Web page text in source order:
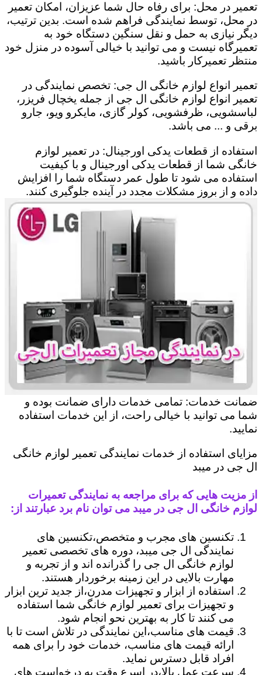
تعمیر در محل: برای رفاه حال شما عزیزان، امکان تعمیر
در محل، توسط نمایندگی فراهم شده است. بدین ترتیب،
دیگر نیازی به حمل و نقل سنگین دستگاه خود به
تعمیرگاه نیست و می توانید با خیالی آسوده در منزل خود
منتظر تعمیرکار باشید.
تعمیر انواع لوازم خانگی ال جی: تخصص نمایندگی در
تعمیر انواع لوازم خانگی ال جی از جمله یخچال فریزر،
لباسشویی، ظرفشویی، کولر گازی، مایکرو ویو، جارو
برقی و ... می باشد.
استفاده از قطعات یدکی اورجینال: در تعمیر لوازم
خانگی شما از قطعات یدکی اورجینال و با کیفیت
استفاده می شود تا طول عمر دستگاه شما را افزایش
داده و از بروز مشکلات مجدد در آینده جلوگیری کنند.
ضمانت خدمات: تمامی خدمات دارای ضمانت بوده و
شما می توانید با خیالی راحت، از این خدمات استفاده
نمایید.
مزایای استفاده از خدمات نمایندگی تعمیر لوازم خانگی
ال جی در میبد
از مزیت هایی که برای مراجعه به نمایندگی تعمیرات
لوازم خانگی ال جی در میبد می توان نام برد عبارتند از:
تکنسین های مجرب و متخصص،تکنسین های
نمایندگی ال جی میبد، دوره های تخصصی تعمیر
لوازم خانگی ال جی را گذرانده اند و از تجربه و
مهارت بالایی در این زمینه برخوردار هستند.
استفاده از ابزار و تجهیزات مدرن،از جدید ترین ابزار
و تجهیزات برای تعمیر لوازم خانگی شما استفاده
می کنند تا کار به بهترین نحو انجام شود.
قیمت های مناسب،این نمایندگی در تلاش است تا با
ارائه قیمت های مناسب، خدمات خود را برای همه
افراد قابل دسترس نماید.
سرعت عمل بالا،در اسرع وقت به درخواست های